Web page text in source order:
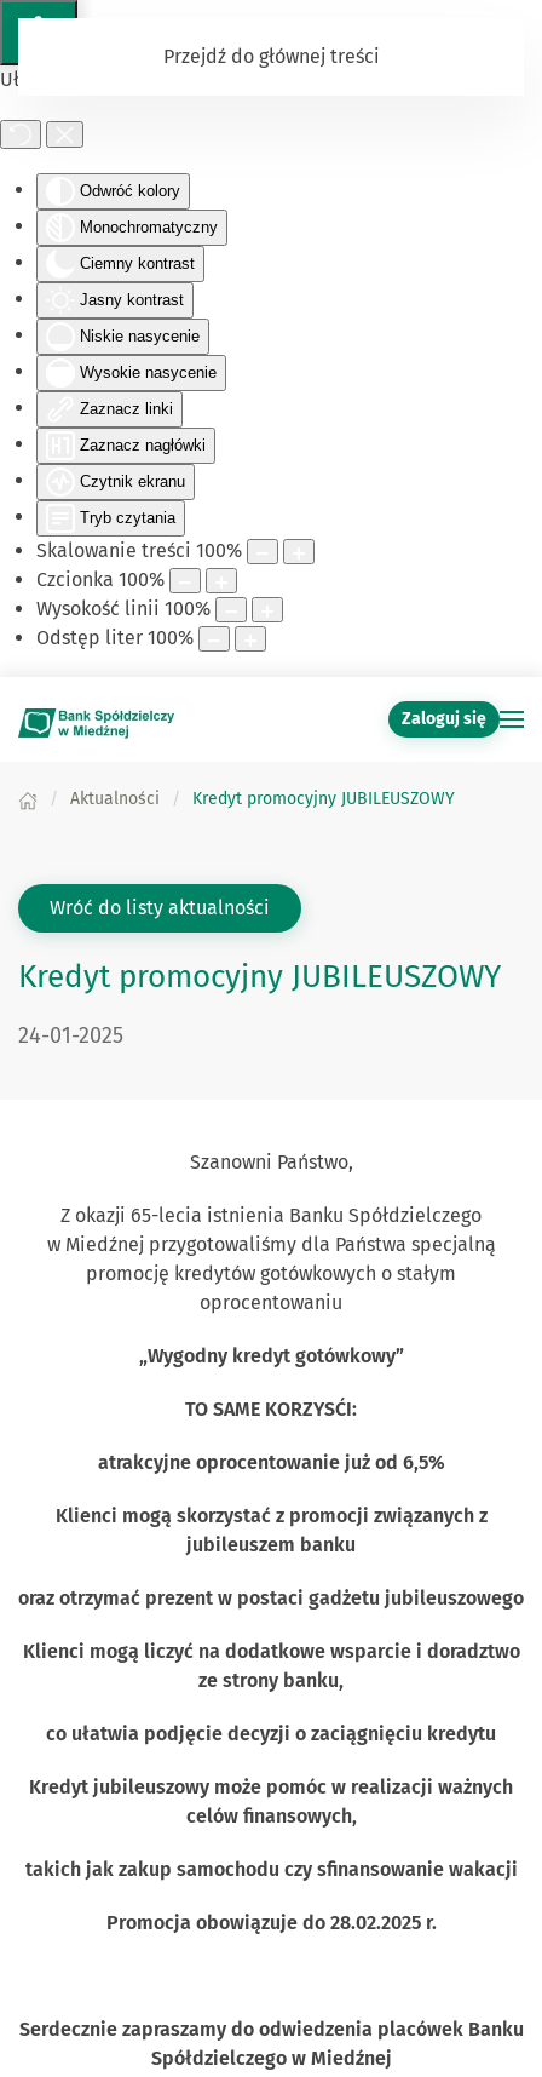
Ułatwienia dostępu
Odwróć kolory
Monochromatyczny
Ciemny kontrast
Jasny kontrast
Niskie nasycenie
Wysokie nasycenie
Zaznacz linki
Zaznacz nagłówki
Czytnik ekranu
Tryb czytania
Skalowanie treści 100%
Czcionka 100%
Wysokość linii 100%
Odstęp liter 100%
Przejdź do głównej treści
Zaloguj się
Aktualności Kredyt promocyjny JUBILEUSZOWY
Wróć do listy aktualności
Kredyt promocyjny JUBILEUSZOWY
DATA PUBLIKACJI:
24-01-2025
Szanowni Państwo,
Z okazji 65-lecia istnienia Banku Spółdzielczego
w Miedźnej przygotowaliśmy dla Państwa specjalną
promocję kredytów gotówkowych o stałym
oprocentowaniu
„Wygodny kredyt gotówkowy”
TO SAME KORZYSĆI:
atrakcyjne oprocentowanie już od 6,5%
Klienci mogą skorzystać z promocji związanych z
jubileuszem banku
oraz otrzymać prezent w postaci gadżetu jubileuszowego
Klienci mogą liczyć na dodatkowe wsparcie i doradztwo
ze strony banku,
co ułatwia podjęcie decyzji o zaciągnięciu kredytu
Kredyt jubileuszowy może pomóc w realizacji ważnych
celów finansowych,
takich jak zakup samochodu czy sfinansowanie wakacji
Promocja obowiązuje do 28.02.2025 r.
Serdecznie zapraszamy do odwiedzenia placówek Banku
Spółdzielczego w Miedźnej